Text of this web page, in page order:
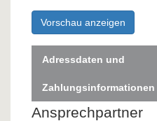
Vorschau anzeigen
Adressdaten und
Zahlungsinformationen
Ansprechpartner